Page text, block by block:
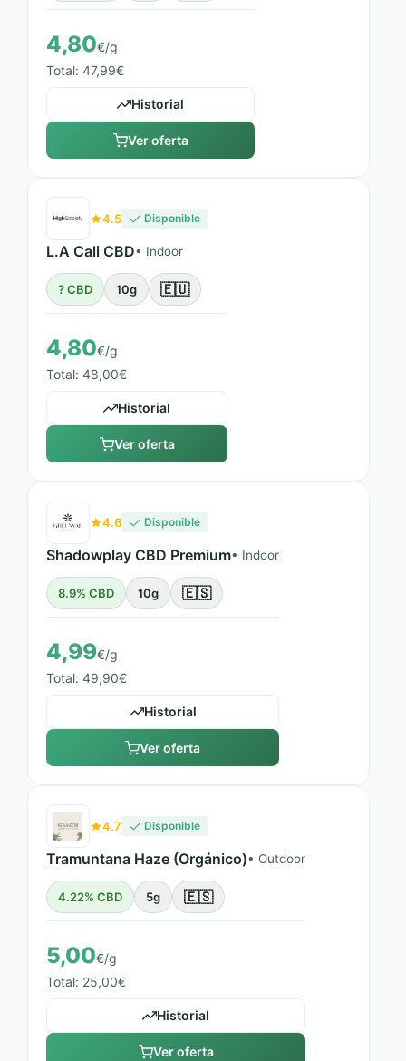
4,80€/g
Total: 47,99€
Historial
Ver oferta
4.5 Disponible
L.A Cali CBD• Indoor
? CBD 10g 🇪🇺
4,80€/g
Total: 48,00€
Historial
Ver oferta
4.6 Disponible
Shadowplay CBD Premium• Indoor
8.9% CBD 10g 🇪🇸
4,99€/g
Total: 49,90€
Historial
Ver oferta
4.7 Disponible
Tramuntana Haze (Orgánico)• Outdoor
4.22% CBD 5g 🇪🇸
5,00€/g
Total: 25,00€
Historial
Ver oferta